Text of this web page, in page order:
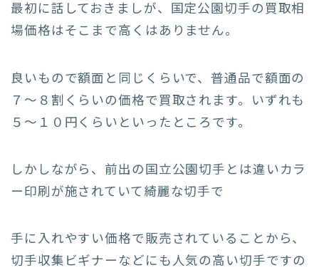
最初に話しておきましが、国定公園切手の買取相
場価格はそこまで高くはありません。
良いもので額面と同じくらいで、普通品で額面の
７〜８割くらいの価格で買取されます。いずれも
５〜１０円くらいといったところです。
しかしながら、前出の国立公園切手とは違いカラ
ー印刷が施されていて綺麗な切手で
手に入れやすい価格で販売されていることから、
切手収集ビギナーなどにも人気の高い切手ですの